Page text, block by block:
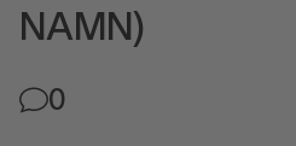
NAMN)
0